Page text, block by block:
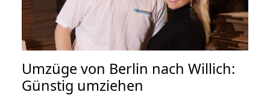
Umzüge von Berlin nach Willich:
Günstig umziehen